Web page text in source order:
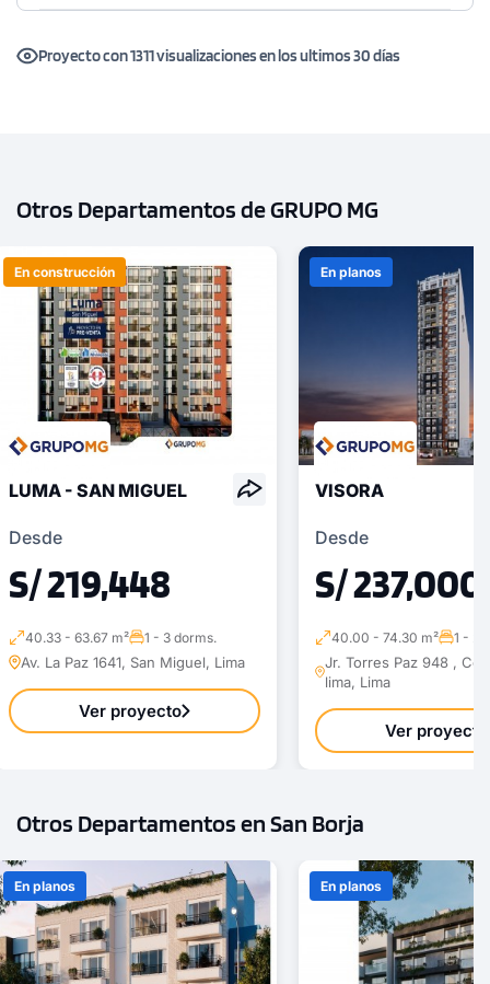
Proyecto con 1311 visualizaciones en los ultimos 30 días
Otros Departamentos de GRUPO MG
En construcción
LUMA - SAN MIGUEL
Desde
S/ 219,448
40.33 - 63.67 m² 1 - 3 dorms.
Av. La Paz 1641, San Miguel, Lima
Ver proyecto
En planos
VISORA
Desde
S/ 237,000
40.00 - 74.30 m² 1 - 2
Jr. Torres Paz 948 ,
lima, Lima
Ver proyecto
Otros Departamentos en San Borja
En planos En planos